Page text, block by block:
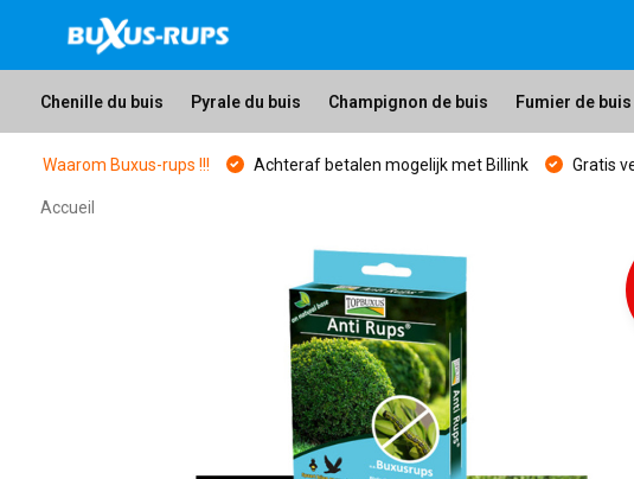
Chenille du buis Pyrale du buis Champignon de buis Fumier de buis
Waarom Buxus-rups !!! Achteraf betalen mogelijk met Billink Gratis
Accueil